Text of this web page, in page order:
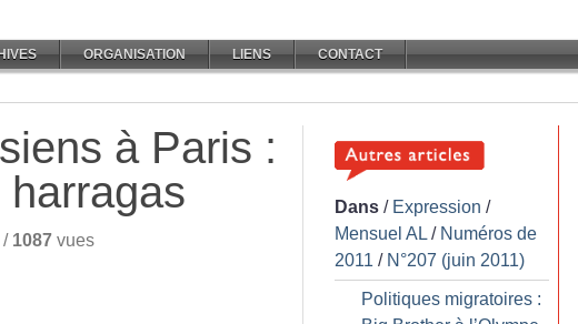
ORGANISATION LIENS CONTACT
à Paris :
/ 1087 vues
Dans / Expression /
Mensuel AL / Numéros de
2011 / N°207 (juin 2011)
Politiques migratoires :